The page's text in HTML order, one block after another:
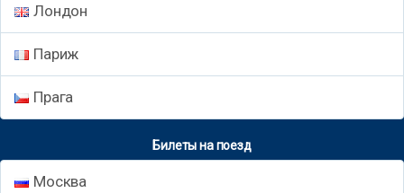
Лондон
Париж
Прага
Билеты на поезд
Москва